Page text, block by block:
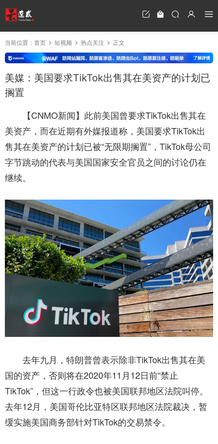
当前位置： 首页 短视频 热点关注 正文
美媒：美国要求TikTok出售其在美资产的计划已
搁置
【CNMO新闻】此前美国曾要求TikTok出售其在
美资产，而在近期有外媒报道称，美国要求TikTok出
售其在美资产的计划已被“无限期搁置”，TikTok母公司
字节跳动的代表与美国国家安全官员之间的讨论仍在
继续。
去年九月，特朗普曾表示除非TikTok出售其在美
国的资产，否则将在2020年11月12日前“禁止
TikTok”，但这一行政令也被美国联邦地区法院叫停。
去年12月，美国哥伦比亚特区联邦地区法院裁决，暂
缓实施美国商务部针对TikTok的交易禁令。